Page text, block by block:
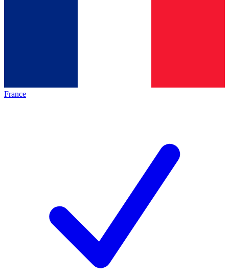
France